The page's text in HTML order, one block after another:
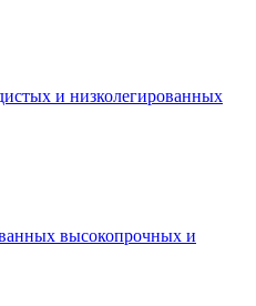
и низколегированных
высокопрочных и